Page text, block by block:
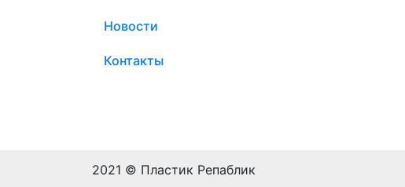
Новости
Контакты
2021 © Пластик Репаблик